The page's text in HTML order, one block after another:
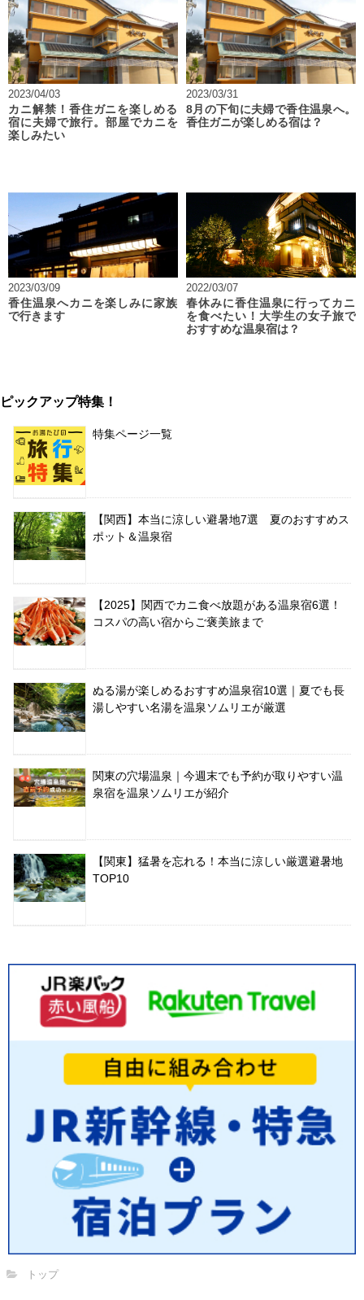
2023/04/03
カニ解禁！香住ガニを楽しめる
宿に夫婦で旅行。部屋でカニを
楽しみたい
2023/03/31
8月の下旬に夫婦で香住温泉へ。
香住ガニが楽しめる宿は？
2023/03/09
香住温泉へカニを楽しみに家族
で行きます
2022/03/07
春休みに香住温泉に行ってカニ
を食べたい！大学生の女子旅で
おすすめな温泉宿は？
ピックアップ特集！
特集ページ一覧
【関西】本当に涼しい避暑地7選 夏のおすすめス
ポット＆温泉宿
【2025】関西でカニ食べ放題がある温泉宿6選！
コスパの高い宿からご褒美旅まで
ぬる湯が楽しめるおすすめ温泉宿10選｜夏でも長
湯しやすい名湯を温泉ソムリエが厳選
関東の穴場温泉｜今週末でも予約が取りやすい温
泉宿を温泉ソムリエが紹介
【関東】猛暑を忘れる！本当に涼しい厳選避暑地
TOP10
トップ